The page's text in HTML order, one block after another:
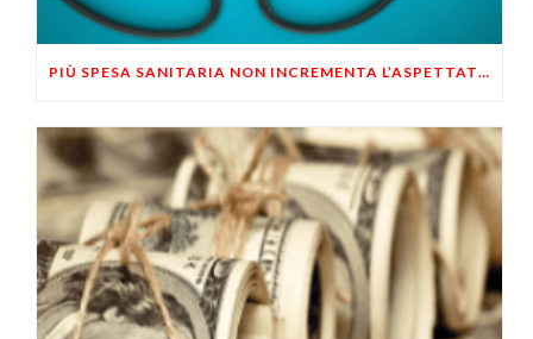
PIÙ SPESA SANITARIA NON INCREMENTA L’ASPETTATIVA DI VITA DELLE PERSONE